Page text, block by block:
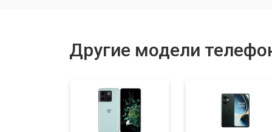
Замена дисплея (экрана)
Другие модели